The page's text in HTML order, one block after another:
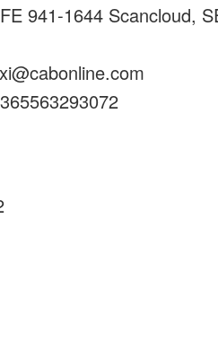
941-1644 Scancloud,